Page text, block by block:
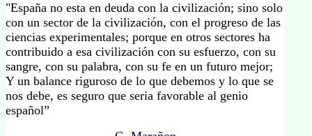
"España no esta en deuda con la civilización; sino solo
con un sector de la civilización, con el progreso de las
ciencias experimentales; porque en otros sectores ha
contribuido a esa civilización con su esfuerzo, con su
sangre, con su palabra, con su fe en un futuro mejor;
Y un balance riguroso de lo que debemos y lo que se
nos debe, es seguro que seria favorable al genio
español”